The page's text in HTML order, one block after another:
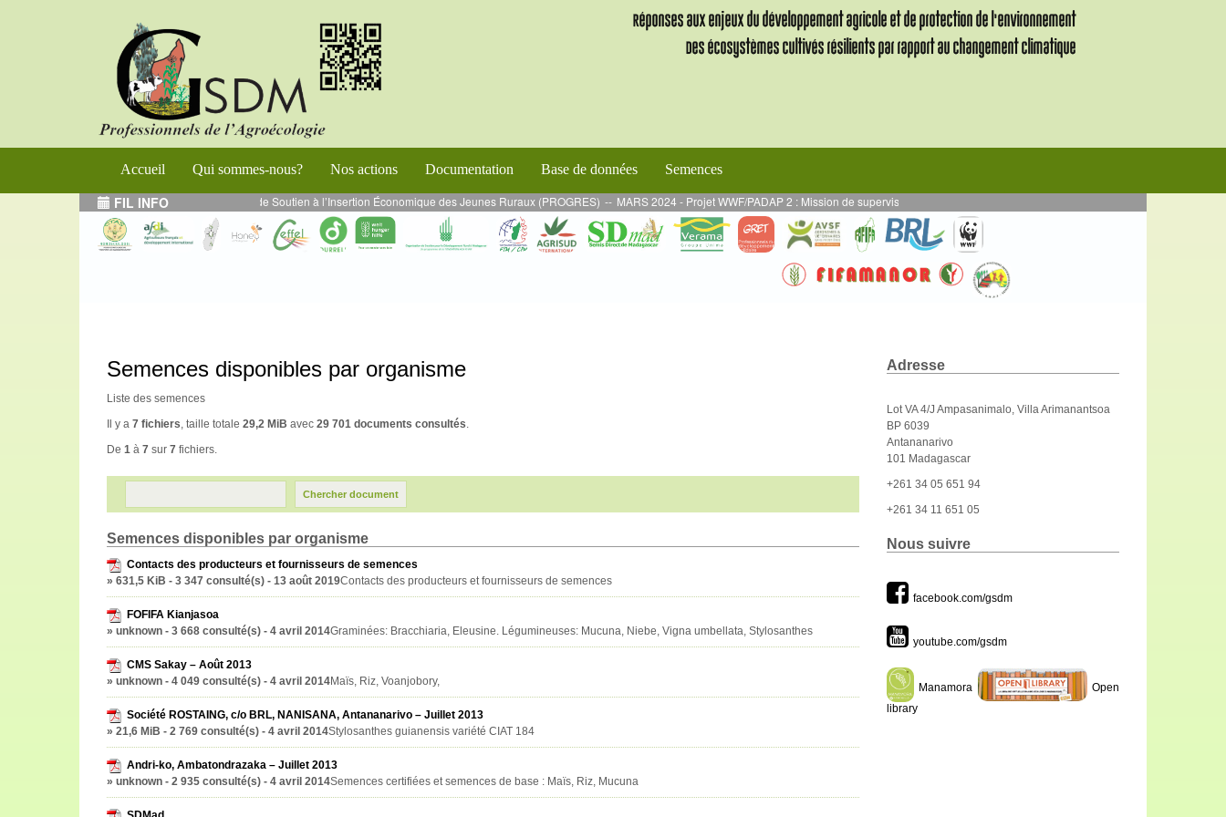
Accueil Qui sommes-nous? Nos actions Documentation Base de données Semences
FIL INFO
de l’Entrepreneuriat Durable et de Soutien à l’Insertion Économique des Jeunes Ruraux (PROGRES) -- MARS 2024 - Projet WWF/PADAP 2 : Mission de supervision des activités en AE mises en œuvre en par DURRELL - Projet
Semences disponibles par organisme
Liste des semences
Il y a 7 fichiers , taille totale 29,2 MiB avec 29 701 documents consultés
De 1 à 7 sur 7 fichiers.
Semences disponibles par organisme
Contacts des producteurs et fournisseurs de semences
» 631,5 KiB - 3 347 consulté(s) - 13 août 2019Contacts des producteurs et fournisseurs de semences
FOFIFA Kianjasoa
» unknown - 3 668 consulté(s) - 4 avril 2014Graminées: Bracchiaria, Eleusine. Légumineuses: Mucuna, Niebe, Vigna umbellata, Stylosanthes
CMS Sakay – Août 2013
» unknown - 4 049 consulté(s) - 4 avril 2014Maïs, Riz, Voanjobory,
Société ROSTAING, c/o BRL, NANISANA, Antananarivo – Juillet 2013
» 21,6 MiB - 2 769 consulté(s) - 4 avril 2014Stylosanthes guianensis variété CIAT 184
Andri-ko, Ambatondrazaka – Juillet 2013
» unknown - 2 935 consulté(s) - 4 avril 2014Semences certifiées et semences de base : Maïs, Riz, Mucuna
Adresse
Lot VA 4/J Ampasanimalo, Villa Arimanantsoa
BP 6039
Antananarivo
101 Madagascar
+261 34 05 651 94
+261 34 11 651 05
Nous suivre
facebook.com/gsdm
youtube.com/gsdm
Manamora
Open
library